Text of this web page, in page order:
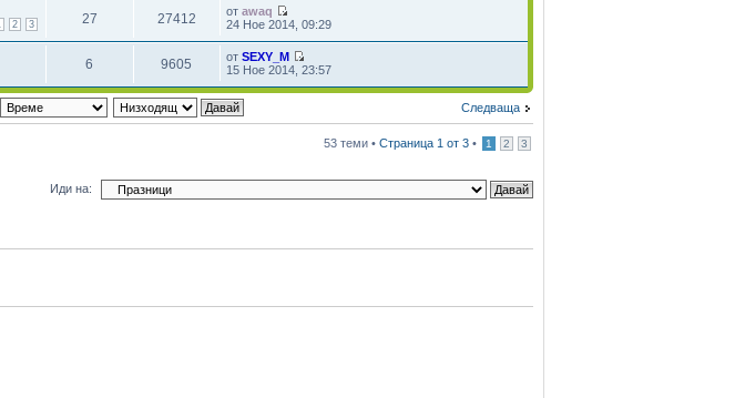
2 3 27 27412 отawaq
24 Ное 2014, 09:29
6 9605 отSEXY_M
15 Ное 2014, 23:57
Следваща
53 теми • Страница 1 от 3 • 1 2 3
Иди на: